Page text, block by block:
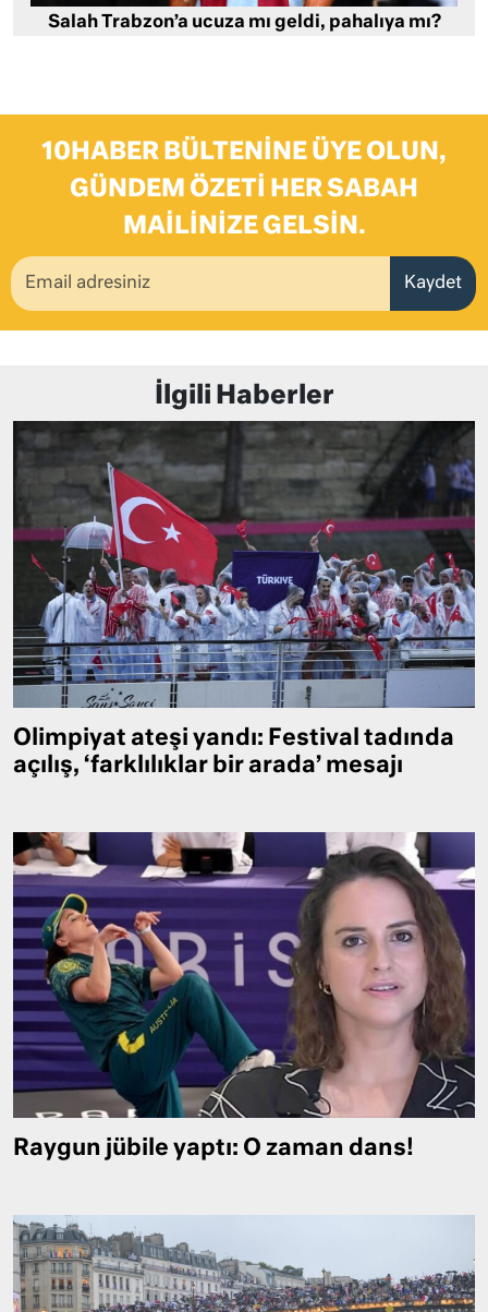
Salah Trabzon’a ucuza mı geldi, pahalıya mı?
10HABER BÜLTENINE ÜYE OLUN,
GÜNDEM ÖZETI HER SABAH
MAILINIZE GELSIN.
Kaydet
İlgili Haberler
Olimpiyat ateşi yandı: Festival tadında
açılış, ‘farklılıklar bir arada’ mesajı
Raygun jübile yaptı: O zaman dans!